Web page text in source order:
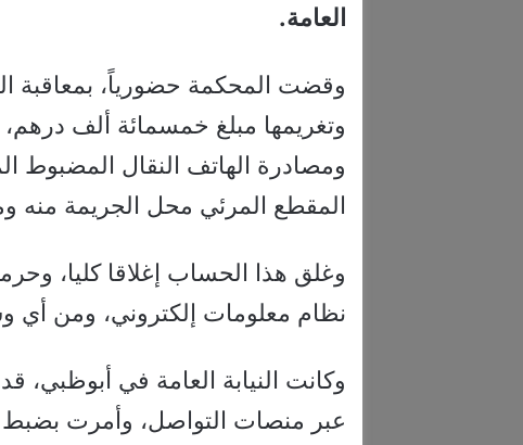
العامة.
وقضت المحكمة حضورياً،
وتغريمها مبلغ خمسمائة ألف درهم،
ومصادرة الهاتف النقال المضبوط
المقطع المرئي محل الجريمة منه
وغلق هذا الحساب إغلاقا كليا،
نظام معلومات إلكتروني، ومن أي
وكانت النيابة العامة في أبوظبي،
عبر منصات التواصل، وأمرت بضبط